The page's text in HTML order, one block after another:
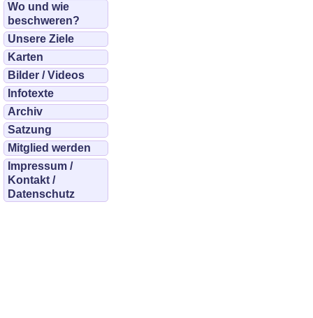
Wo und wie
beschweren?
Unsere Ziele
Karten
Bilder / Videos
Infotexte
Archiv
Satzung
Mitglied werden
Impressum /
Kontakt /
Datenschutz